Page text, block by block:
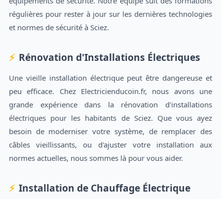
régulières pour rester à jour sur les dernières technologies
et normes de sécurité à Sciez.
Rénovation d'Installations Électriques
Une vieille installation électrique peut être dangereuse et
peu efficace. Chez Electricienducoin.fr, nous avons une
grande expérience dans la rénovation d'installations
électriques pour les habitants de Sciez. Que vous ayez
besoin de moderniser votre système, de remplacer des
câbles vieillissants, ou d'ajuster votre installation aux
normes actuelles, nous sommes là pour vous aider.
Installation de Chauffage Électrique